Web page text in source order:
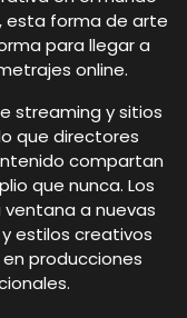
esta forma de arte
para llegar a
online.
streaming y sitios
que directores
compartan
que nunca. Los
a nuevas
estilos creativos
producciones